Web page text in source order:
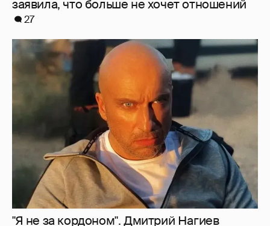
"Я не за кордоном". Дмитрий Нагиев
ответил на слухи о его эмиграции